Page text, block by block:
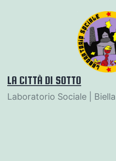
LA CITTÀ DI SOTTO
Laboratorio Sociale | Biella